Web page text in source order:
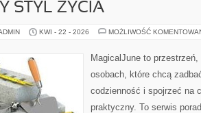
STYL ŻYCIA
KWI - 22 - 2026 MOŻLIWOŚĆ
MagicalJune to
osobach, które chcą
codzienność i spojrzeć na
praktyczny. To serwis